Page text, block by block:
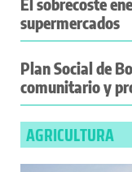
El sobrecoste
supermercados
Plan Social de
comunitario y
AGRICULTURA